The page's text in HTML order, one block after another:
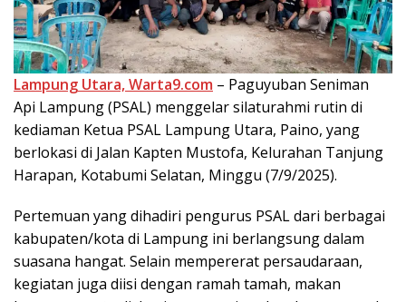
Lampung Utara, Warta9.com – Paguyuban Seniman
Api Lampung (PSAL) menggelar silaturahmi rutin di
kediaman Ketua PSAL Lampung Utara, Paino, yang
berlokasi di Jalan Kapten Mustofa, Kelurahan Tanjung
Harapan, Kotabumi Selatan, Minggu (7/9/2025).
Pertemuan yang dihadiri pengurus PSAL dari berbagai
kabupaten/kota di Lampung ini berlangsung dalam
suasana hangat. Selain mempererat persaudaraan,
kegiatan juga diisi dengan ramah tamah, makan